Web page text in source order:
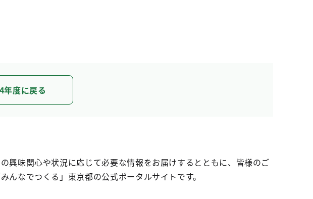
年度に戻る
興味関心や状況に応じて必要な情報をお届けするとともに、皆様のご
んなでつくる」東京都の公式ポータルサイトです。